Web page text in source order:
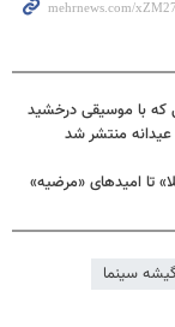
عیدانه منتشر شد
سینما